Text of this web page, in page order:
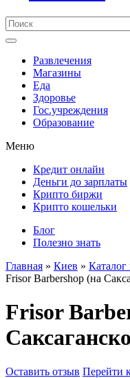
Развлечения
Магазины
Еда
Здоровье
Гос.учреждения
Образование
Меню
Кредит онлайн
Деньги до зарплаты
Крипто биржи
Крипто кошельки
Блог
Полезно знать
Главная » Киев »
Frisor Barbershop (на
Frisor
Оставить отзыв Перейти